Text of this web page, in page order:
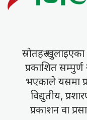
स्राेतहरु
प्रकाशित सम्पुर्ण
भएकाले यसमा
विद्युतीय,
प्रकाशन वा